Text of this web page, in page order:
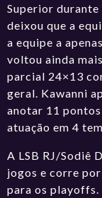
Superior durante
deixou que a
a equipe a
voltou ainda
parcial 24×13
geral. Kawanni
anotar 11
atuação em 4
A LSB RJ/Sodiê
jogos e corre
para os playoffs.